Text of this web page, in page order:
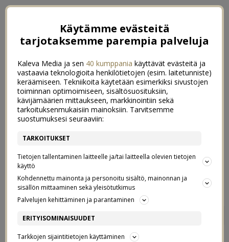
MEIDÄN KOTI – ETEINEN
Käytämme evästeitä
tarjotaksemme parempia palveluja
Kaleva Media ja sen 40 kumppania käyttävät evästeitä ja
vastaavia teknologioita henkilötietojen (esim. laitetunniste)
keräämiseen. Tekniikoita käytetään esimerkiksi sivustojen
toiminnan optimoimiseen, sisältösuosituksiin,
kävijämäärien mittaukseen, markkinointiin sekä
tarkoituksenmukaisiin mainoksiin. Tarvitsemme
suostumuksesi seuraaviin:
TARKOITUKSET
Tietojen tallentaminen laitteelle ja/tai laitteella olevien tietojen
käyttö
Kohdennettu mainonta ja personoitu sisältö, mainonnan ja
sisällön mittaaminen sekä yleisötutkimus
Palvelujen kehittäminen ja parantaminen
ERITYISOMINAISUUDET
Tarkkojen sijaintitietojen käyttäminen